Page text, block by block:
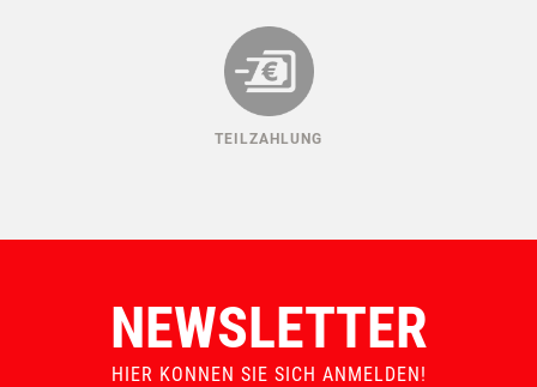
TEILZAHLUNG
NEWSLETTER
HIER KONNEN SIE SICH ANMELDEN!